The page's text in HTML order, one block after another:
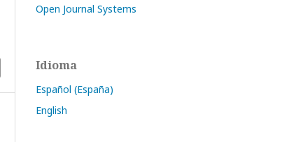
Open Journal Systems
Idioma
Español (España)
English